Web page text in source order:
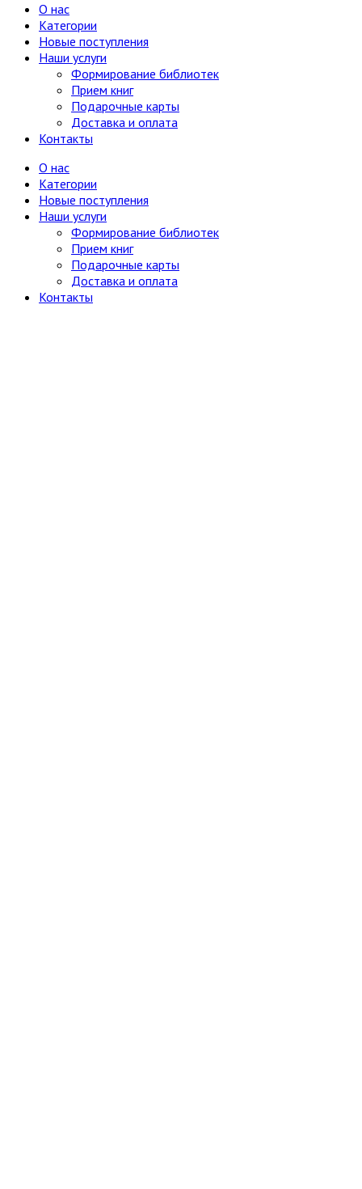
О нас
Категории
Новые поступления
Наши услуги
Формирование библиотек
Прием книг
Подарочные карты
Доставка и оплата
Контакты
О нас
Категории
Новые поступления
Наши услуги
Формирование библиотек
Прием книг
Подарочные карты
Доставка и оплата
Контакты